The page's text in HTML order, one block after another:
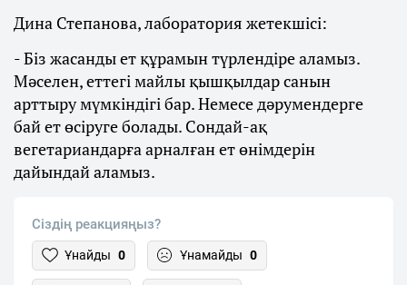
Дина Степанова, лаборатория жетекшісі:
- Біз жасанды ет құрамын түрлендіре аламыз.
Мәселен, еттегі майлы қышқылдар санын
арттыру мүмкіндігі бар. Немесе дәрумендерге
бай ет өсіруге болады. Сондай-ақ
вегетариандарға арналған ет өнімдерін
дайындай аламыз.
Сіздің реакцияңыз?
Ұнайды 0 Ұнамайды 0